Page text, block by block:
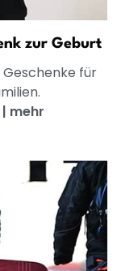
zur Geburt
für
| mehr